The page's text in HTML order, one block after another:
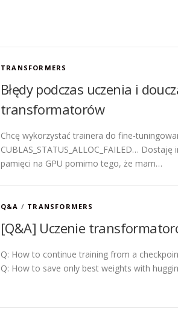
TRANSFORMERS
Błędy podczas uczenia i
transformatorów
Chcę wykorzystać trainera do fine-
CUBLAS_STATUS_ALLOC_FAILED…
pamięci na GPU pomimo tego, że mam…
Q&A / TRANSFORMERS
[Q&A] Uczenie
Q: How to continue training from a
Q: How to save only best weights with